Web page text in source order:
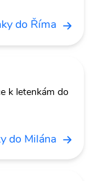
do Říma
k letenkám do
do Milána